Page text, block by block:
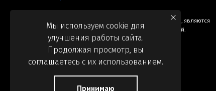
Информация и цены, представленные на сайте, являются
справочными и не являются публичной офертой.
Мы используем cookie для
улучшения работы сайта.
Продолжая просмотр, вы
соглашаетесь с их использованием.
Принимаю